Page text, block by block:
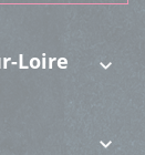
Loire